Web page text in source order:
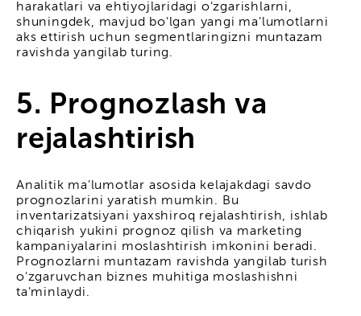
harakatlari va ehtiyojlaridagi o'zgarishlarni,
shuningdek, mavjud bo'lgan yangi ma'lumotlarni
aks ettirish uchun segmentlaringizni muntazam
ravishda yangilab turing.
5. Prognozlash va
rejalashtirish
Analitik ma'lumotlar asosida kelajakdagi savdo
prognozlarini yaratish mumkin. Bu
inventarizatsiyani yaxshiroq rejalashtirish, ishlab
chiqarish yukini prognoz qilish va marketing
kampaniyalarini moslashtirish imkonini beradi.
Prognozlarni muntazam ravishda yangilab turish
o'zgaruvchan biznes muhitiga moslashishni
ta'minlaydi.